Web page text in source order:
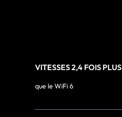
VITESSES 2,4 FOIS
que le WiFi 6